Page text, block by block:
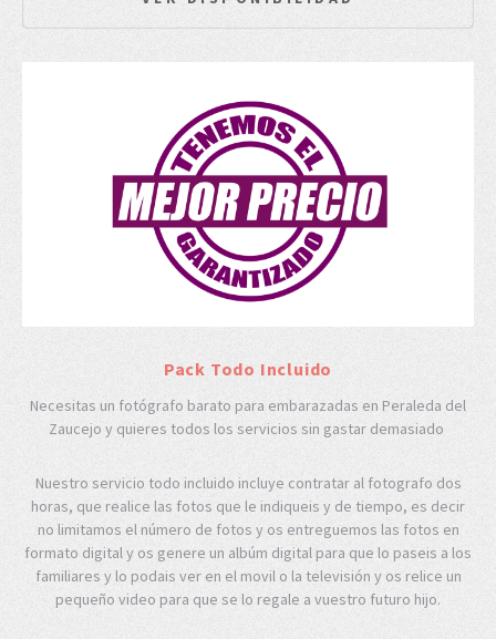
Pack Todo Incluido
Necesitas un fotógrafo barato para embarazadas en Peraleda del
Zaucejo y quieres todos los servicios sin gastar demasiado
Nuestro servicio todo incluido incluye contratar al fotografo dos
horas, que realice las fotos que le indiqueis y de tiempo, es decir
no limitamos el número de fotos y os entreguemos las fotos en
formato digital y os genere un albúm digital para que lo paseis a los
familiares y lo podais ver en el movil o la televisión y os relice un
pequeño video para que se lo regale a vuestro futuro hijo.